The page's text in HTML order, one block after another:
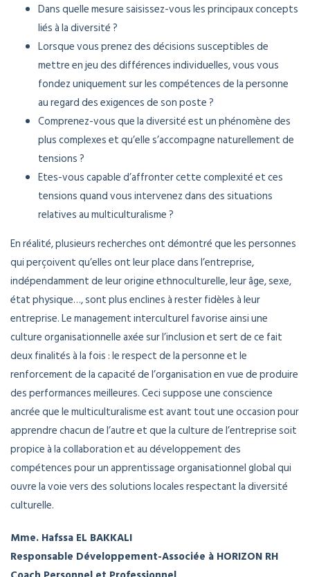
Dans quelle mesure saisissez-vous les principaux concepts
liés à la diversité ?
Lorsque vous prenez des décisions susceptibles de
mettre en jeu des différences individuelles, vous vous
fondez uniquement sur les compétences de la personne
au regard des exigences de son poste ?
Comprenez-vous que la diversité est un phénomène des
plus complexes et qu’elle s’accompagne naturellement de
tensions ?
Etes-vous capable d’affronter cette complexité et ces
tensions quand vous intervenez dans des situations
relatives au multiculturalisme ?
En réalité, plusieurs recherches ont démontré que les personnes
qui perçoivent qu’elles ont leur place dans l’entreprise,
indépendamment de leur origine ethnoculturelle, leur âge, sexe,
état physique…, sont plus enclines à rester fidèles à leur
entreprise. Le management interculturel favorise ainsi une
culture organisationnelle axée sur l’inclusion et sert de ce fait
deux finalités à la fois : le respect de la personne et le
renforcement de la capacité de l’organisation en vue de produire
des performances meilleures. Ceci suppose une conscience
ancrée que le multiculturalisme est avant tout une occasion pour
apprendre chacun de l’autre et que la culture de l’entreprise soit
propice à la collaboration et au développement des
compétences pour un apprentissage organisationnel global qui
ouvre la voie vers des solutions locales respectant la diversité
culturelle.
Mme. Hafssa EL BAKKALI
Responsable Développement-Associée à HORIZON RH